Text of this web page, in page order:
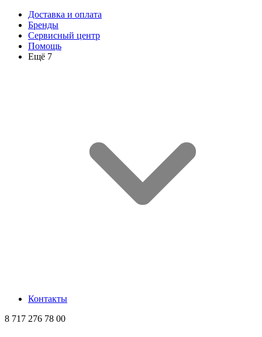
Доставка и оплата
Бренды
Сервисный центр
Помощь
Ещё 7
Контакты
8 717 276 78 00